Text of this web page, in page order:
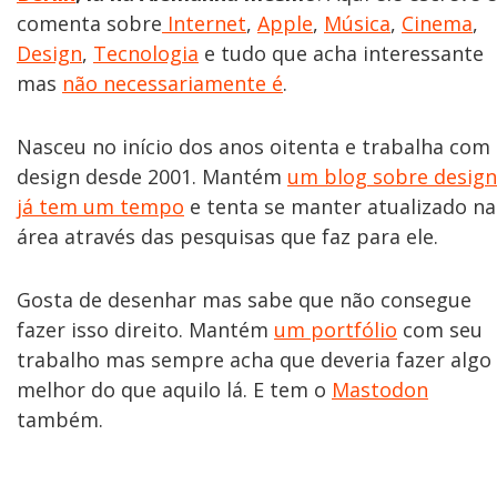
comenta sobre Internet, Apple, Música, Cinema,
Design, Tecnologia e tudo que acha interessante
mas não necessariamente é.
Nasceu no início dos anos oitenta e trabalha com
design desde 2001. Mantém um blog sobre design
já tem um tempo e tenta se manter atualizado na
área através das pesquisas que faz para ele.
Gosta de desenhar mas sabe que não consegue
fazer isso direito. Mantém um portfólio com seu
trabalho mas sempre acha que deveria fazer algo
melhor do que aquilo lá. E tem o Mastodon
também.